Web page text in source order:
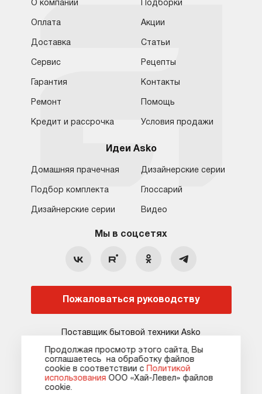
Москва
Москва
Краснодар
8 (800) 555-17-98 8 (495) 646-09-31
hello@asko-shop.ru
О компании Ремонт
Статьи и акции
Сервисные центры Кредит и рассрочка
Гарантия Карта сайта
О компании
Оплата
Доставка
Сервис
Гарантия
Ремонт
Кредит и рассрочка
Подборки
Акции
Статьи
Рецепты
Контакты
Помощь
Условия продажи
Идеи Asko
Домашняя прачечная
Подбор комплекта
Дизайнерские серии
Дизайнерские серии
Глоссарий
Видео
Мы в соцсетях
Пожаловаться руководству
Поставщик бытовой техники Asko
Продолжая просмотр этого сайта, Вы
соглашаетесь на обработку файлов
сооkie в соответствии с
Политикой
использования ООО «Хай-Левел» файлов
сооkіе.